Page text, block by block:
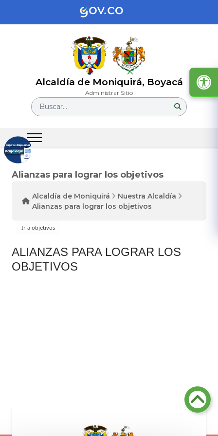
Alcaldía de Moniquirá, Boyacá
Administrar Sitio
Buscar...
Alianzas para lograr los objetivos
Alcaldía de Moniquirá
Nuestra Alcaldía
Alianzas para lograr los objetivos
ALIANZAS PARA LOGRAR LOS
OBJETIVOS